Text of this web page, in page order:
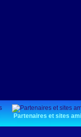
Partenaires et sites